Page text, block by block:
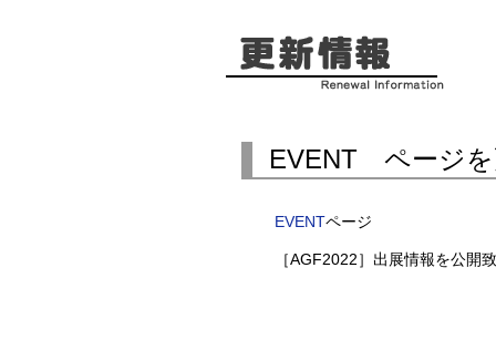
EVENT ページを
EVENTページ
［AGF2022］出展情報を公開